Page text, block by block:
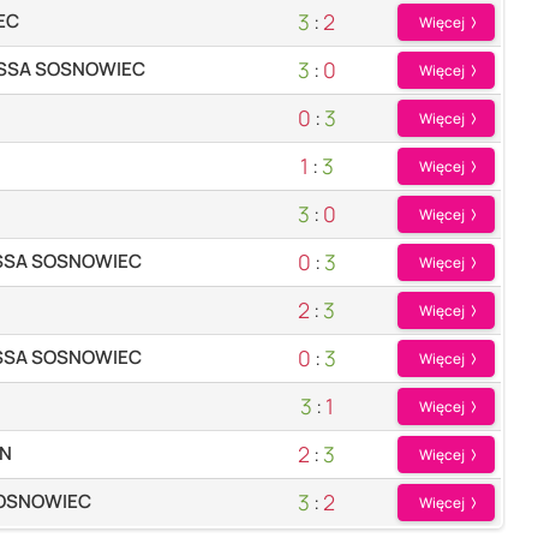
3 : 2 Więcej
SOSNOWIEC 3 : 0 Więcej
0 : 3 Więcej
1 : 3 Więcej
3 : 0 Więcej
SOSNOWIEC 0 : 3 Więcej
2 : 3 Więcej
SOSNOWIEC 0 : 3 Więcej
3 : 1 Więcej
2 : 3 Więcej
3 : 2 Więcej